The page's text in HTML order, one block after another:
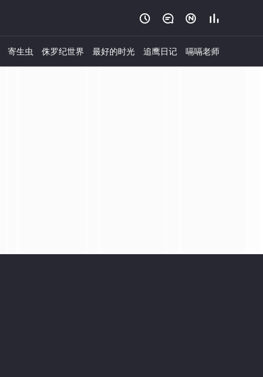
   
寄生虫 侏罗纪世界 最好的时光 追鹰日记 嗝嗝老师